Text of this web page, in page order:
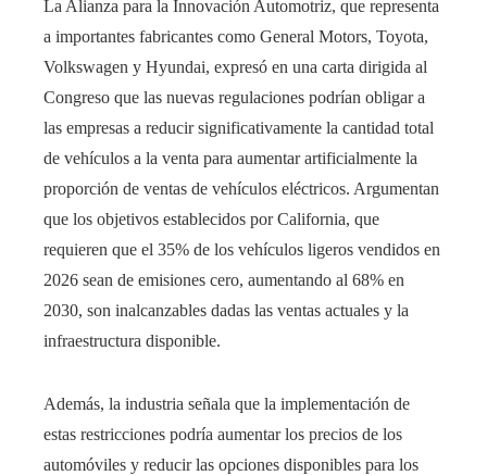
La Alianza para la Innovación Automotriz, que representa
a importantes fabricantes como General Motors, Toyota,
Volkswagen y Hyundai, expresó en una carta dirigida al
Congreso que las nuevas regulaciones podrían obligar a
las empresas a reducir significativamente la cantidad total
de vehículos a la venta para aumentar artificialmente la
proporción de ventas de vehículos eléctricos. Argumentan
que los objetivos establecidos por California, que
requieren que el 35% de los vehículos ligeros vendidos en
2026 sean de emisiones cero, aumentando al 68% en
2030, son inalcanzables dadas las ventas actuales y la
infraestructura disponible.​
Además, la industria señala que la implementación de
estas restricciones podría aumentar los precios de los
automóviles y reducir las opciones disponibles para los